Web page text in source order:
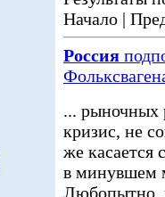
Начало |
Россия
... рыночных
кризис, не
же касается
в минувшем
Любопытно,